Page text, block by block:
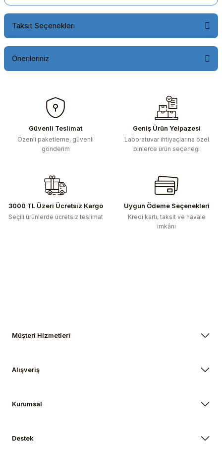
Taksit Seçenekleri
Önerileriniz
konularda yetersiz gördüğünüz noktaları öneri formunu
kullanarak tarafımıza iletebilirsiniz.
Görüş ve önerileriniz için teşekkür ederiz.
Ürün resmi kalitesiz, bozuk veya görüntülenemiyor.
Ürün fiyatı diğer sitelerden daha pahalı.
Bu ürüne benzer farklı alternatifler olmalı.
Güvenli Teslimat
Özenli paketleme, güvenli
gönderim
Geniş Ürün Yelpazesi
Laboratuvar ihtiyaçlarına özel
binlerce ürün seçeneği
3000 TL Üzeri Ücretsiz Kargo
Seçili ürünlerde ücretsiz teslimat
Uygun Ödeme Seçenekleri
Kredi kartı, taksit ve havale
imkânı
Müşteri Hizmetleri
Alışveriş
Kurumsal
Destek